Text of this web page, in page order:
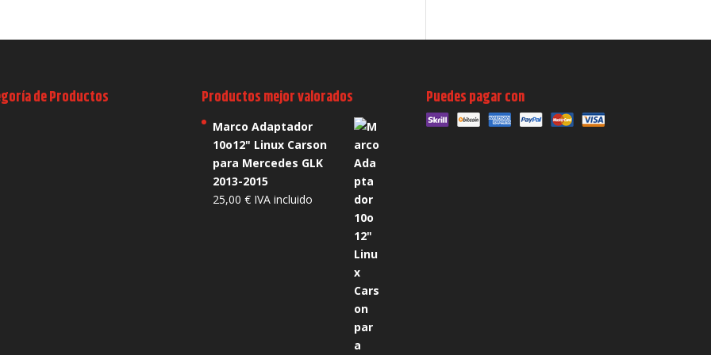
de Productos Productos mejor valorados
Marco Adaptador
10o12" Linux Carson
para Mercedes GLK
2013-2015
25,00 € IVA incluido
Puedes pagar con